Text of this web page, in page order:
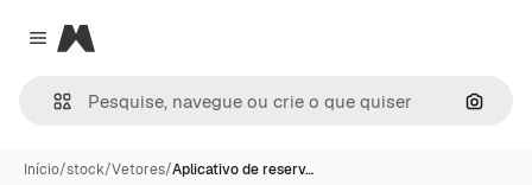
Close menu
Magnific
Início/stock/Vetores/Aplicativo de reserv…